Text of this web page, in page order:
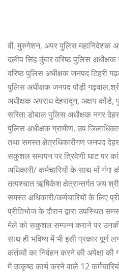
वी. मुरुगेशन, अपर पुलिस महानिदेशक
दलीप सिंह कुंवर वरिष्ठ पुलिस
वरिष्ठ पुलिस अधीक्षक जनपद टिहरी
पुलिस अधीक्षक जनपद पौड़ी
अधीक्षक अपराध देहरादून, अक्षय कोंडे,
सरिता डोबाल पुलिस अधीक्षक नगर
पुलिस अधीक्षक ग्रामीण, उप
तथा समस्त क्षेत्रधिकारीगण जनपद
सकुशल समापन पर त्रिवेणी घाट पर
अधिकारी/ कर्मचारियों के साथ माँ गंगा
तत्पश्चात ऋषिकेश क्षेत्रान्तर्गत जय
समस्त अधिकारी/कर्मचारियों के लिए
प्रीतिभोज के दौरान द्वारा उपस्थित
मेले को सकुशल सम्पन्न कराने पर उनकी
साथ ही भविष्य में भी इसी प्रकार पूर्ण
कर्तव्यों का निर्वहन करने की अपेक्षा
में उत्कृष्ठ कार्य करने वाले 12